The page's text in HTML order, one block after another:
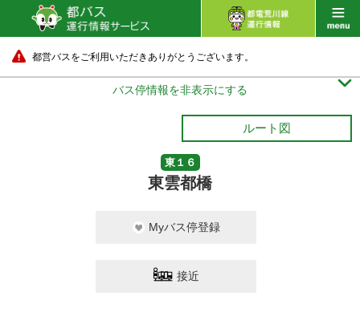
都営バスをご利用いただきありがとうございます。
バス停情報を非表示にする 
ルート図
東１６
東雲都橋
Myバス停登録
接近